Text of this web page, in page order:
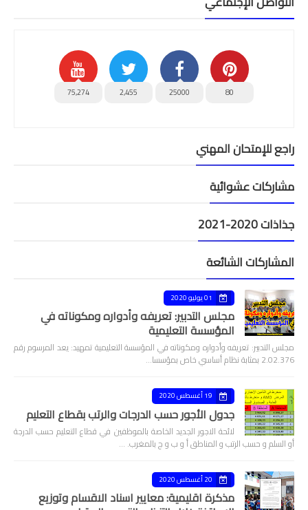
80
25000
2,455
75,274
راجع للإمتحان المهني
مشاركات عشوائية
جذاذات 2020-2021
المشاركات الشائعة
01 يوليو 2020
مجلس التدبير: تعريفه وأدواره ومكوناته في
المؤسسة التعليمية
مجلس التدبير: تعريفه وأدواره ومكوناته في المؤسسة التعليمية تمهيد: يعد المرسوم رقم
2.02.376 بمثابة نظام أساسي خاص بمؤسسا…
19 أغسطس 2020
جدول الأجور حسب الدرجات والرتب بقطاع التعليم
لائحة الاجور الجديد الخاصة بالموظفين في قطاع التعليم حسب الدرجة
أو السلم و حسب الرتب و المناطق أ و ب و ج بالمغرب. …
20 أغسطس 2020
مذكرة اقليمية: معايير اسناد الاقسام وتوزيع